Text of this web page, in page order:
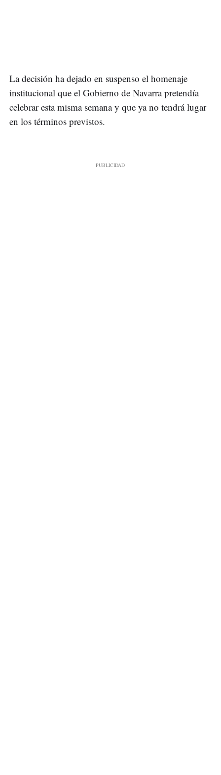
La decisión ha dejado en suspenso el homenaje
institucional que el Gobierno de Navarra pretendía
celebrar esta misma semana y que ya no tendrá lugar
en los términos previstos.